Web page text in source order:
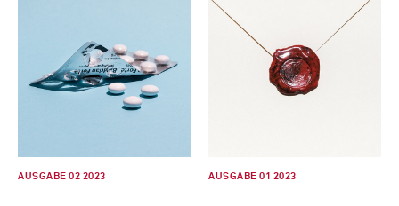
AUSGABE 02 2023 AUSGABE 01 2023